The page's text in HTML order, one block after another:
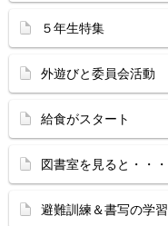
５年生特集
外遊びと委員会活動
給食がスタート
図書室を見ると・・・
避難訓練＆書写の学習